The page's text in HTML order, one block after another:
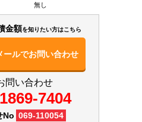
無し
金額を知りたい方はこちら
ールでお問い合わせ
問い合わせ
7404
No 069-110054